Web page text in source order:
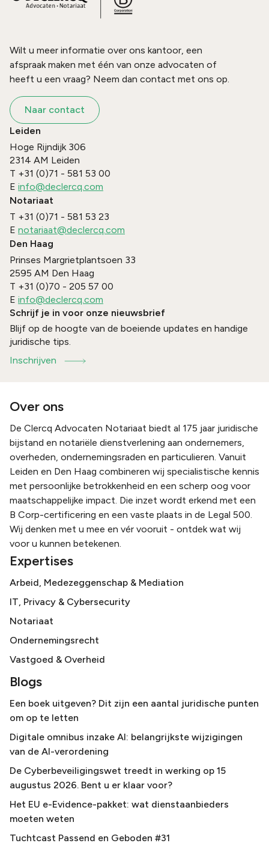
Wilt u meer informatie over ons kantoor, een
afspraak maken met één van onze advocaten of
heeft u een vraag? Neem dan contact met ons op.
Naar contact
Leiden
Hoge Rijndijk 306
2314 AM Leiden
T +31 (0)71 - 581 53 00
E info@declercq.com
Notariaat
T +31 (0)71 - 581 53 23
E notariaat@declercq.com
Den Haag
Prinses Margrietplantsoen 33
2595 AM Den Haag
T +31 (0)70 - 205 57 00
E info@declercq.com
Schrijf je in voor onze nieuwsbrief
Blijf op de hoogte van de boeiende updates en handige
juridische tips.
Inschrijven
Over ons
De Clercq Advocaten Notariaat biedt al 175 jaar juridische
bijstand en notariële dienstverlening aan ondernemers,
overheden, ondernemingsraden en particulieren. Vanuit
Leiden en Den Haag combineren wij specialistische kennis
met persoonlijke betrokkenheid en een scherp oog voor
maatschappelijke impact. Die inzet wordt erkend met een
B Corp-certificering en een vaste plaats in de Legal 500.
Wij denken met u mee en vér vooruit - ontdek wat wij
voor u kunnen betekenen.
Expertises
Arbeid, Medezeggenschap & Mediation
IT, Privacy & Cybersecurity
Notariaat
Ondernemingsrecht
Vastgoed & Overheid
Blogs
Een boek uitgeven? Dit zijn een aantal juridische punten
om op te letten
Digitale omnibus inzake AI: belangrijkste wijzigingen
van de AI-verordening
De Cyberbeveiligingswet treedt in werking op 15
augustus 2026. Bent u er klaar voor?
Het EU e-Evidence-pakket: wat dienstaanbieders
moeten weten
Tuchtcast Passend en Geboden #31